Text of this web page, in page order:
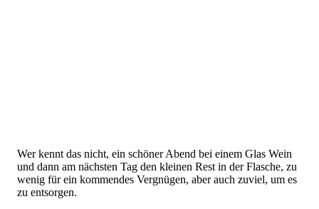
Wer kennt das nicht, ein schöner Abend bei einem Glas Wein
und dann am nächsten Tag den kleinen Rest in der Flasche, zu
wenig für ein kommendes Vergnügen, aber auch zuviel, um es
zu entsorgen.